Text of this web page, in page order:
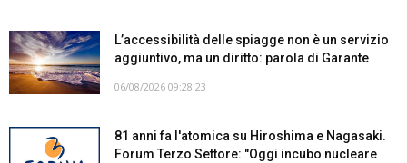
L’accessibilità delle spiagge non è un servizio
aggiuntivo, ma un diritto: parola di Garante
06/08/2026 09:28:23
81 anni fa l'atomica su Hiroshima e Nagasaki.
Forum Terzo Settore: "Oggi incubo nucleare